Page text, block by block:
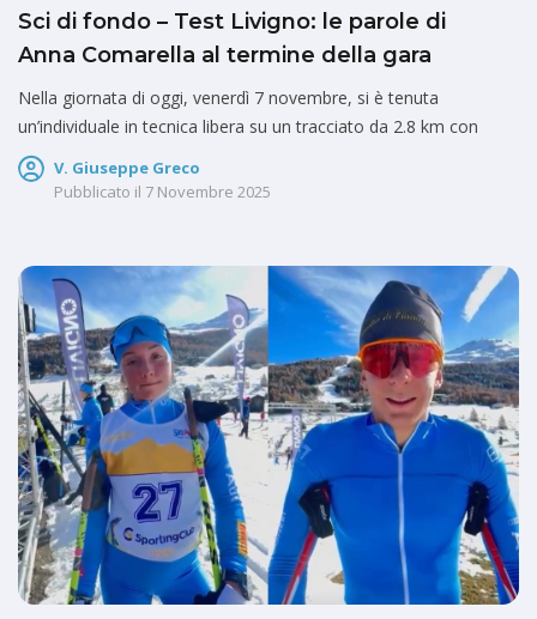
Sci di fondo – Test Livigno: le parole di
Anna Comarella al termine della gara
Nella giornata di oggi, venerdì 7 novembre, si è tenuta
un’individuale in tecnica libera su un tracciato da 2.8 km con
V. Giuseppe Greco
Pubblicato il 7 Novembre 2025